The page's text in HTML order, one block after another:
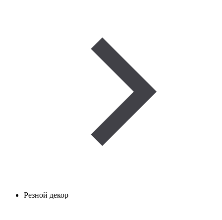
Резной декор